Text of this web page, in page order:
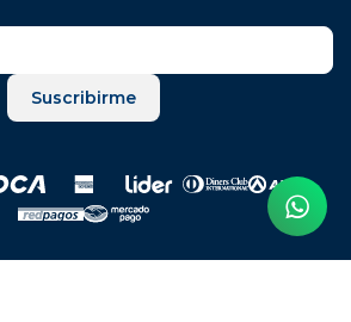
Suscribirme